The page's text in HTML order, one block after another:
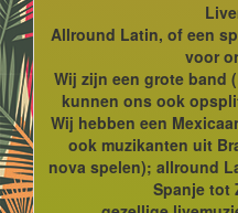
Allround Latin, of een
voor
Wij zijn een grote band
kunnen ons ook
Wij hebben een
ook muzikanten uit
nova spelen); allround
Spanje tot